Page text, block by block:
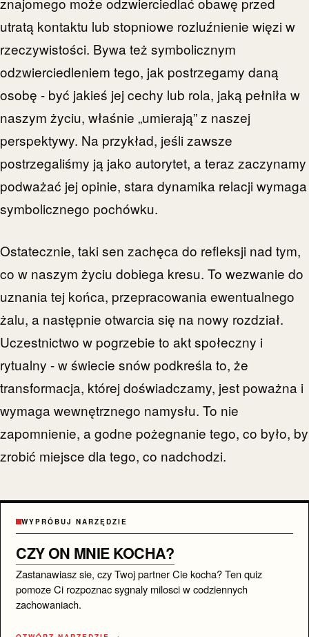
utratą kontaktu lub stopniowe rozluźnienie więzi w
rzeczywistości. Bywa też symbolicznym
odzwierciedleniem tego, jak postrzegamy daną
osobę - być jakieś jej cechy lub rola, jaką pełniła w
naszym życiu, właśnie „umierają” z naszej
perspektywy. Na przykład, jeśli zawsze
postrzegaliśmy ją jako autorytet, a teraz zaczynamy
podważać jej opinie, stara dynamika relacji wymaga
symbolicznego pochówku.
Ostatecznie, taki sen zachęca do refleksji nad tym,
co w naszym życiu dobiega kresu. To wezwanie do
uznania tej końca, przepracowania ewentualnego
żalu, a następnie otwarcia się na nowy rozdział.
Uczestnictwo w pogrzebie to akt społeczny i
rytualny - w świecie snów podkreśla to, że
transformacja, której doświadczamy, jest poważna i
wymaga wewnętrznego namysłu. To nie
zapomnienie, a godne pożegnanie tego, co było, by
zrobić miejsce dla tego, co nadchodzi.
WYPRÓBUJ NARZĘDZIE
CZY ON MNIE KOCHA?
Zastanawiasz sie, czy Twoj partner Cie kocha? Ten quiz
pomoze Ci rozpoznac sygnaly milosci w codziennych
zachowaniach.